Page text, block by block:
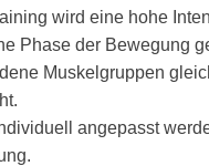
wird eine hohe
Phase der Bewegung
Muskelgruppen
angepasst